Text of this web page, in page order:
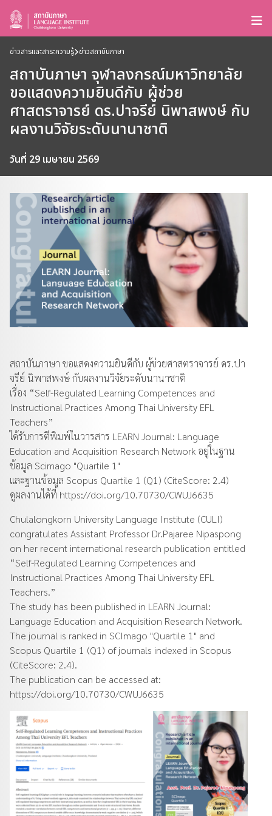
ข่าวสารและสาระความรู้ ข่าวสถาบันภาษา
สถาบันภาษา จุฬาลงกรณ์มหาวิทยาลัย
ขอแสดงความยินดีกับ ผู้ช่วย
ศาสตราจารย์ ดร.ปาจรีย์ นิพาสพงษ์ กับ
ผลงานวิจัยระดับนานาชาติ
วันที่ 29 เมษายน 2569
สถาบันภาษา ขอแสดงความยินดีกับ ผู้ช่วยศาสตราจารย์ ดร.ปา
จรีย์ นิพาสพงษ์ กับผลงานวิจัยระดับนานาชาติ
เรื่อง “Self-Regulated Learning Competences and
Instructional Practices Among Thai University EFL
Teachers”
ได้รับการตีพิมพ์ในวารสาร LEARN Journal: Language
Education and Acquisition Research Network อยู่ในฐาน
ข้อมูล Scimago "Quartile 1"
และฐานข้อมูล Scopus Quartile 1 (Q1) (CiteScore: 2.4)
ดูผลงานได้ที่ https://doi.org/10.70730/CWUJ6635
Chulalongkorn University Language Institute (CULI)
congratulates Assistant Professor Dr.Pajaree Nipaspong
on her recent international research publication entitled
“Self-Regulated Learning Competences and
Instructional Practices Among Thai University EFL
Teachers.”
The study has been published in LEARN Journal:
Language Education and Acquisition Research Network.
The journal is ranked in SCImago "Quartile 1" and
Scopus Quartile 1 (Q1) of journals indexed in Scopus
(CiteScore: 2.4).
The publication can be accessed at:
https://doi.org/10.70730/CWUJ6635